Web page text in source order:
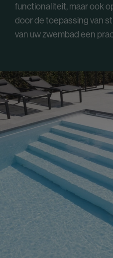
functionaliteit, maar ook
door de toepassing van
van uw zwembad een